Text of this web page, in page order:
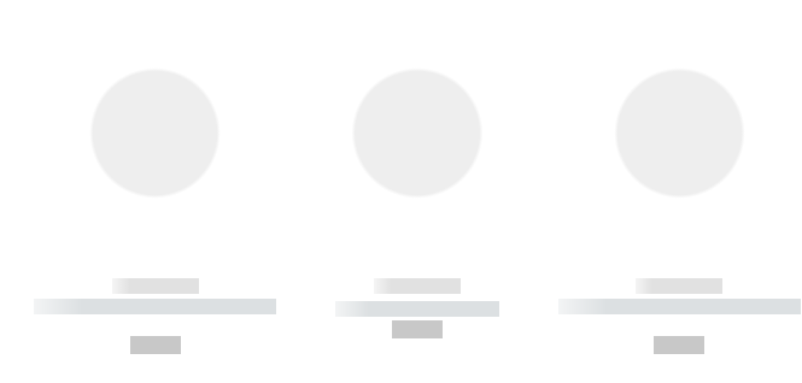
------------
----------- ----------- ----------
------------
----------- -----------
------------
----------- ----------- ----------